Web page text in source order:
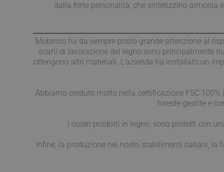
dalla forte personalità, che sintetizzino armonia
Mobirolo ha da sempre posto grande attenzione al
scarti di lavorazione del legno sono principalmente
ottengono altri materiali. L’azienda ha installato un
Abbiamo creduto molto nella certificazione FSC
foreste gestite e
I nostri prodotti in legno, sono protetti con
Infine, la produzione nei nostri stabilimenti italiani, la